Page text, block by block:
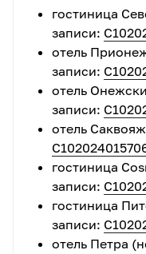
гостиница
записи:
отель
записи:
отель
записи:
отель
гостиница
записи:
гостиница
записи:
отель Петра